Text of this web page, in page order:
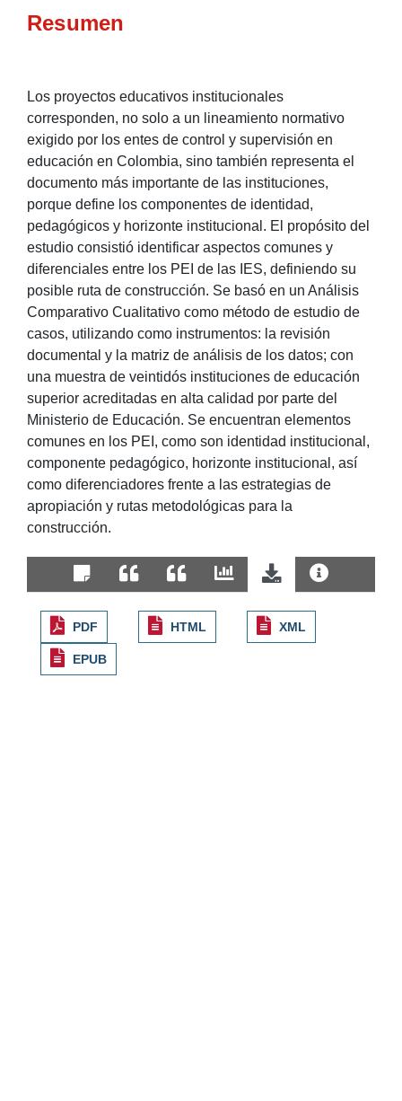
Resumen
Los proyectos educativos institucionales
corresponden, no solo a un lineamiento normativo
exigido por los entes de control y supervisión en
educación en Colombia, sino también representa el
documento más importante de las instituciones,
porque define los componentes de identidad,
pedagógicos y horizonte institucional. El propósito del
estudio consistió identificar aspectos comunes y
diferenciales entre los PEI de las IES, definiendo su
posible ruta de construcción. Se basó en un Análisis
Comparativo Cualitativo como método de estudio de
casos, utilizando como instrumentos: la revisión
documental y la matriz de análisis de los datos; con
una muestra de veintidós instituciones de educación
superior acreditadas en alta calidad por parte del
Ministerio de Educación. Se encuentran elementos
comunes en los PEI, como son identidad institucional,
componente pedagógico, horizonte institucional, así
como diferenciadores frente a las estrategias de
apropiación y rutas metodológicas para la
construcción.
PDF HTML XML
EPUB